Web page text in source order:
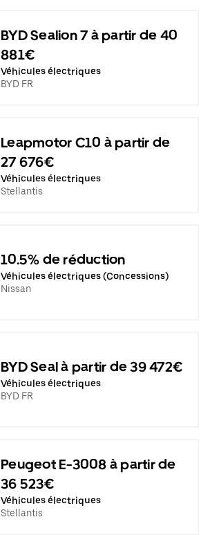
BYD Sealion 7 à partir de 40
881€
Véhicules électriques
BYD FR
Leapmotor C10 à partir de
27 676€
Véhicules électriques
Stellantis
10.5% de réduction
Véhicules électriques (Concessions)
Nissan
BYD Seal à partir de 39 472€
Véhicules électriques
BYD FR
Peugeot E-3008 à partir de
36 523€
Véhicules électriques
Stellantis